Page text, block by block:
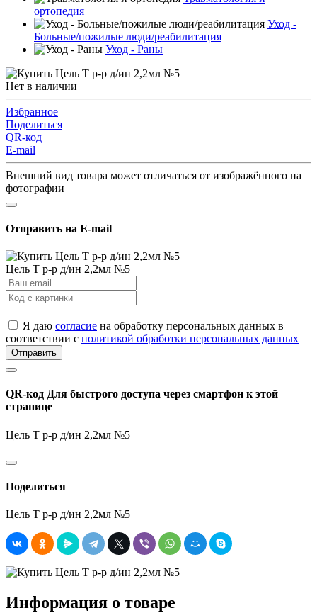
ортопедия
Уход -
Больные/пожилые люди/реабилитация
Уход - Раны
Нет в наличии
Избранное
Поделиться
QR-код
E-mail
Внешний вид товара может отличаться от изображённого на
фотографии
Отправить на E-mail
Цель Т р-р д/ин 2,2мл №5
Я даю согласие на обработку персональных данных в
соответствии с политикой обработки персональных данных
Отправить
QR-код Для быстрого доступа через смартфон к этой
странице
Цель Т р-р д/ин 2,2мл №5
Поделиться
Цель Т р-р д/ин 2,2мл №5
Информация о товаре